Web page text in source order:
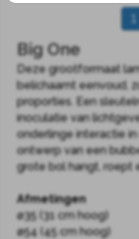
Big One
Deze grootformaat
belichaamt eenvoud,
proporties. Een
inoculatie van
onderlinge interactie
ontwerp van een
grote bol hangt, roept
Afmetingen
ø35 (31 cm hoog)
ø54 (45 cm hoog)